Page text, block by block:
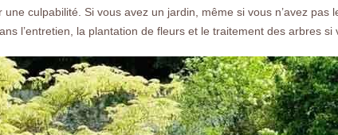
Nos réalisations
culpabilité. Si vous avez un jardin, même si vous n’avez
l’entretien, la plantation de fleurs et le traitement des arbres si